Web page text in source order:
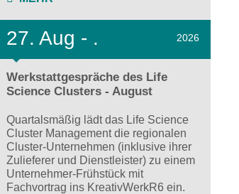
27. Aug - . 2026
Werkstattgespräche des Life
Science Clusters - August
Quartalsmäßig lädt das Life Science
Cluster Management die regionalen
Cluster-Unternehmen (inklusive ihrer
Zulieferer und Dienstleister) zu einem
Unternehmer-Frühstück mit
Fachvortrag ins KreativWerkR6 ein.